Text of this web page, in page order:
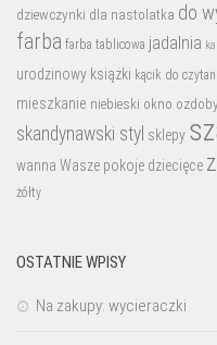
dziewczynki dla nastolatka do
farba farba tablicowa jadalnia
urodzinowy książki kącik do
mieszkanie niebieski okno
skandynawski styl sklepy
wanna Wasze pokoje dziecięce
żółty
OSTATNIE WPISY
Na zakupy: wycieraczki